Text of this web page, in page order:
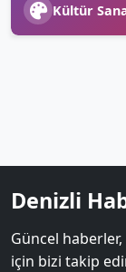
Kültür
Denizli
Güncel
için bizi takip